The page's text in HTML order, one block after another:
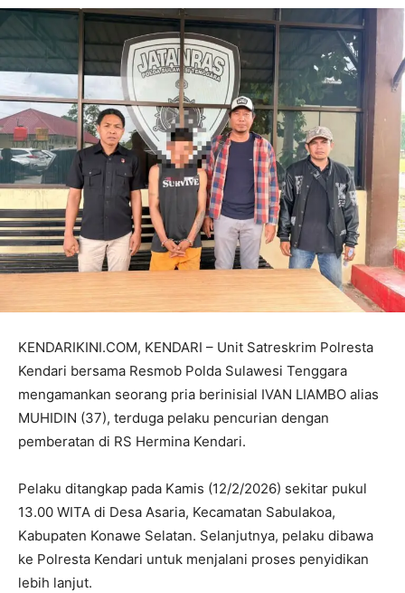
KENDARIKINI.COM, KENDARI – Unit Satreskrim Polresta
Kendari bersama Resmob Polda Sulawesi Tenggara
mengamankan seorang pria berinisial IVAN LIAMBO alias
MUHIDIN (37), terduga pelaku pencurian dengan
pemberatan di RS Hermina Kendari.
Pelaku ditangkap pada Kamis (12/2/2026) sekitar pukul
13.00 WITA di Desa Asaria, Kecamatan Sabulakoa,
Kabupaten Konawe Selatan. Selanjutnya, pelaku dibawa
ke Polresta Kendari untuk menjalani proses penyidikan
lebih lanjut.